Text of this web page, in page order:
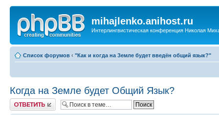
mihajlenko.anihost.ru
Интерлингвистическая конференция Николая
Список форумов ‹ "Как и когда на Земле будет введён общий язык?"
Когда на Земле будет Общий Язык?
Ответить